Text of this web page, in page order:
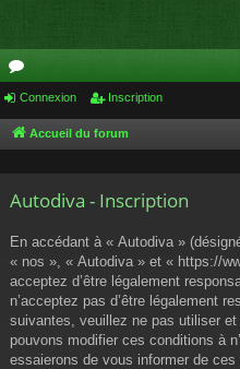
or
u
s
Connexion Inscription
Accueil du forum
Autodiva - Inscription
En accédant à « Autodiva »
« nos », « Autodiva » et « https://
acceptez d’être légalement
n’acceptez pas d’être légalement
suivantes, veuillez ne pas utiliser
pouvons modifier ces conditions à
essaierons de vous informer de